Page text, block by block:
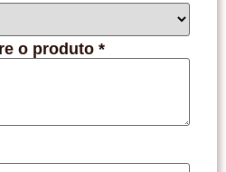
o produto *